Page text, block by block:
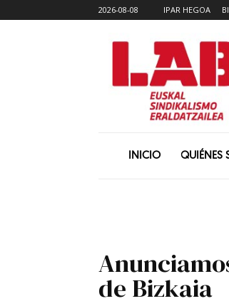
2026-08-08 IPAR HEGOA
INICIO QUIÉNES
de Bizkaia